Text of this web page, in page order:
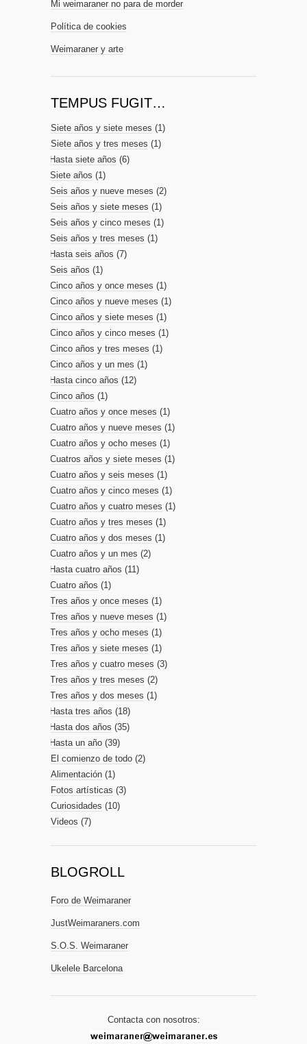
Mi weimaraner no para de morder
Política de cookies
Weimaraner y arte
TEMPUS FUGIT…
Siete años y siete meses (1)
Siete años y tres meses (1)
Hasta siete años (6)
Siete años (1)
Seis años y nueve meses (2)
Seis años y siete meses (1)
Seis años y cinco meses (1)
Seis años y tres meses (1)
Hasta seis años (7)
Seis años (1)
Cinco años y once meses (1)
Cinco años y nueve meses (1)
Cinco años y siete meses (1)
Cinco años y cinco meses (1)
Cinco años y tres meses (1)
Cinco años y un mes (1)
Hasta cinco años (12)
Cinco años (1)
Cuatro años y once meses (1)
Cuatro años y nueve meses (1)
Cuatro años y ocho meses (1)
Cuatros años y siete meses (1)
Cuatro años y seis meses (1)
Cuatro años y cinco meses (1)
Cuatro años y cuatro meses (1)
Cuatro años y tres meses (1)
Cuatro años y dos meses (1)
Cuatro años y un mes (2)
Hasta cuatro años (11)
Cuatro años (1)
Tres años y once meses (1)
Tres años y nueve meses (1)
Tres años y ocho meses (1)
Tres años y siete meses (1)
Tres años y cuatro meses (3)
Tres años y tres meses (2)
Tres años y dos meses (1)
Hasta tres años (18)
Hasta dos años (35)
Hasta un año (39)
El comienzo de todo (2)
Alimentación (1)
Fotos artísticas (3)
Curiosidades (10)
Videos (7)
BLOGROLL
Foro de Weimaraner
JustWeimaraners.com
S.O.S. Weimaraner
Ukelele Barcelona
Contacta con nosotros: